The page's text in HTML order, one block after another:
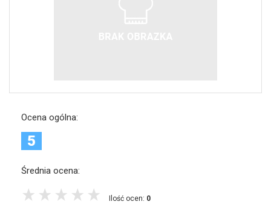
Ocena ogólna:
5
Średnia ocena:
Ilość ocen: 0